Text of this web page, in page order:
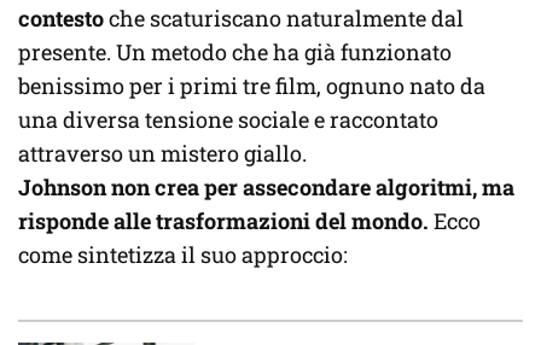
contestoche scaturiscano naturalmente dal
presente. Un metodo che ha già funzionato
benissimo per i primi tre film, ognuno nato da
una diversa tensione sociale e raccontato
attraverso un mistero giallo.
Johnson non crea per assecondare algoritmi, ma
risponde alle trasformazioni del mondo. Ecco
come sintetizza il suo approccio: